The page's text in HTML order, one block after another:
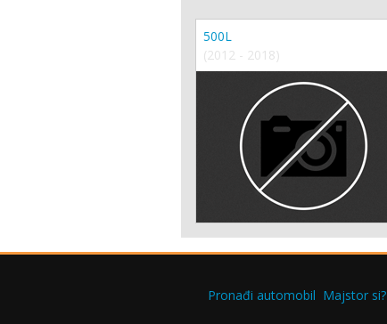
500L
(2012 - 2018)
Pronađi automobil Majstor si?